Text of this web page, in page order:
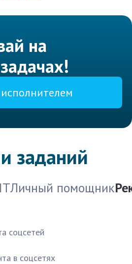
на
заданий
Личный помощник
соцсетей
в соцсетях